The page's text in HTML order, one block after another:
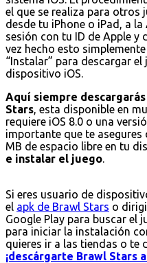
el que se realiza para otros
desde tu iPhone o iPad, a
sesión con tu ID de Apple y
vez hecho esto
“Instalar” para descargar
dispositivo iOS.
Aquí siempre
Stars, esta disponible en
requiere iOS 8.0 o una
importante que te asegures
MB de espacio libre en tu
e instalar el juego.
Si eres usuario de
el apk de Brawl Stars o
Google Play para buscar el
para iniciar la instalación
quieres ir a las tiendas o te
¡descárgarte Brawl Stars